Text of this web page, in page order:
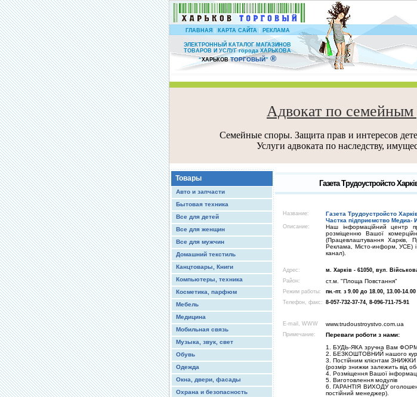
ГЛАВНАЯ| КАРТА САЙТА | РЕКЛАМА
ЭЛЕКТРОННЫЙ КАТАЛОГ МАГАЗИНОВ
ТОВАРОВ И УСЛУГ города ХАРЬКОВА
“ХАРЬКОВ ТОРГОВЫЙ” ®
Адвокат по семейным
Семейные споры. Защита прав и интересов
Услуги адвоката по наследству,
Товары
Авто и запчасти
Бытовая техника
Все для детей
Все для женщин
Все для мужчин
Домашний текстиль
Канцтовары, Книги
Компьютеры, техника
Косметика, парфюм
Мебель
Медицина
Мобильная связь
Музыка, звук, свет
Обувь
Одежда
Окна, двери, фасады
Охрана и безопасность
Газета Трудоустройсто
Название:
Газета Трудоустройсто
Частка підприємство Медиа-
Описание:
Наш інформаційний центр
розміщенню Вашої
(Працевлаштування Харків,
Реклама, Місто-информ, УСЕ)
канал).
Адрес:
м. Харків - 61050, вул.
Район:
ст.м. "Площа Повстання"
Режим работы:
пн.-пт. з 9.00 до 18.00, 13.00-
Телефон, факс: 8-057-732-37-74, 8-096-711-75-91
E-mail, WWW www.trudoustroystvo.com.ua
Примечание:
Переваги роботи з нами:
1. БУДЬ-ЯКА зручна Вам
2. БЕЗКОШТОВНИЙ нашого
3. Постійним клієнтам ЗНИЖКИ
(розмір знижки залежить від
4. Розміщення Вашої
5. Виготовлення модулів
6. ГАРАНТІЯ ВИХОДУ оголошень
постійний менеджер).